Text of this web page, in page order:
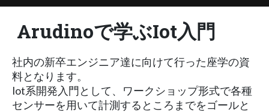
Arudinoで学ぶIot入門
社内の新卒エンジニア達に向けて行った座学の資
料となります。
Iot系開発入門として、ワークショップ形式で各種
センサーを用いて計測するところまでをゴールと